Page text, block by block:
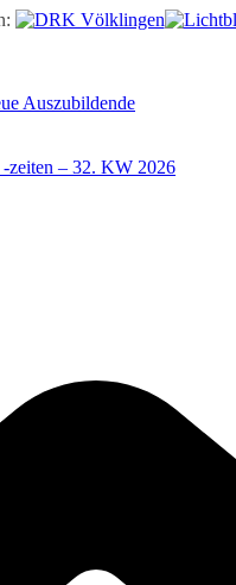
Auszubildende
zeiten – 32. KW 2026